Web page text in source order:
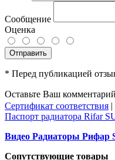
Сообщение
Оценка
Отправить
* Перед публикацией
Оставьте Ваш комментарий
Сертификат соответствия
Паспорт радиатора Rifar
Видео Радиаторы Рифар
Сопутствующие товары